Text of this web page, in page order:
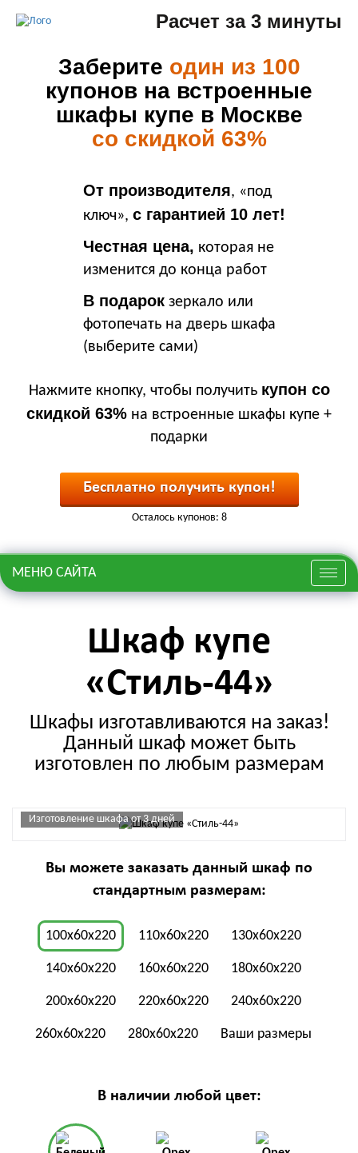
Расчет за 3 минуты
Заберите один из 100
купонов на встроенные
шкафы купе в Москве
со скидкой 63%
От производителя, «под
ключ», с гарантией 10 лет!
Честная цена, которая не
изменится до конца работ
В подарок зеркало или
фотопечать на дверь шкафа
(выберите сами)
Нажмите кнопку, чтобы получить купон со
скидкой 63% на встроенные шкафы купе +
подарки
Бесплатно получить купон!
Осталось купонов: 8
Меню
МЕНЮ САЙТА
Шкаф купе
«Стиль-44»
Шкафы изготавливаются на заказ!
Данный шкаф может быть
изготовлен по любым размерам
Изготовление шкафа от 3 дней
Вы можете заказать данный шкаф по
стандартным размерам:
100x60x220 110x60x220 130x60x220
140x60x220 160x60x220 180x60x220
200x60x220 220x60x220 240x60x220
260x60x220 280x60x220 Ваши размеры
В наличии любой цвет: